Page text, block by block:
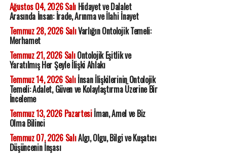
Ağustos 04, 2026 SalıHidayet ve Dalalet
Arasında İnsan: İrade, Arınma ve İlahi İnayet
Temmuz 28, 2026 SalıVarlığın Ontolojik Temeli:
Merhamet
Temmuz 21, 2026 SalıOntolojik Eşitlik ve
Yaratılmış Her Şeyle İlişki Ahlakı
Temmuz 14, 2026 Salıİnsan İlişkilerinin Ontolojik
Temeli: Adalet, Güven ve Kolaylaştırma Üzerine Bir
İnceleme
Temmuz 13, 2026 Pazartesiİman, Amel ve Biz
Olma Bilinci
Temmuz 07, 2026 SalıAlgı, Olgu, Bilgi ve Kuşatıcı
Düşüncenin İnşası